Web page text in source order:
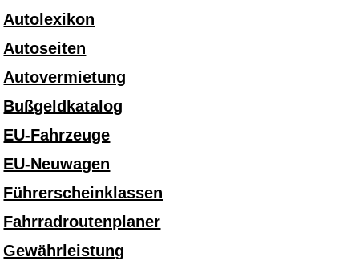
Autolexikon
Autoseiten
Autovermietung
Bußgeldkatalog
EU-Fahrzeuge
EU-Neuwagen
Führerscheinklassen
Fahrradroutenplaner
Gewährleistung